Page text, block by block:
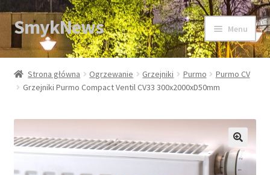
Przejdź
do
nawigacji
Przejdź
do
treści
SmykNews Menu
Strona główna
Strona główna Ogrzewanie Grzejniki Purmo
Purmo CV
Grzejniki Purmo Compact Ventil CV33 300x2000xD50mm